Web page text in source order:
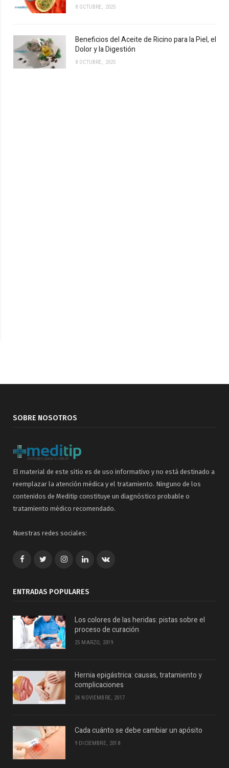
8 OCTUBRE, 2025
Beneficios del Aceite de Ricino para la Piel, el
Dolor y la Digestión
8 OCTUBRE, 2025
SOBRE NOSOTROS
El material de este sitio es de uso informativo y no está destinado a
reemplazar la atención médica y el tratamiento. Ninguno de los
contenidos de Meditip constituye un diagnóstico probable o
tratamiento médico recomendado.
Nuestras redes sociales:
FacebookTwitterGoogle+LinkedInVK
ENTRADAS POPULARES
Los colores de las heridas: pistas sobre el
proceso de curación
25 MARZO, 2019
Hernia epigástrica: causas, tratamiento y
complicaciones
24 NOVIEMBRE, 2017
Cada cuánto se debe cambiar un apósito
9 DICIEMBRE, 2018